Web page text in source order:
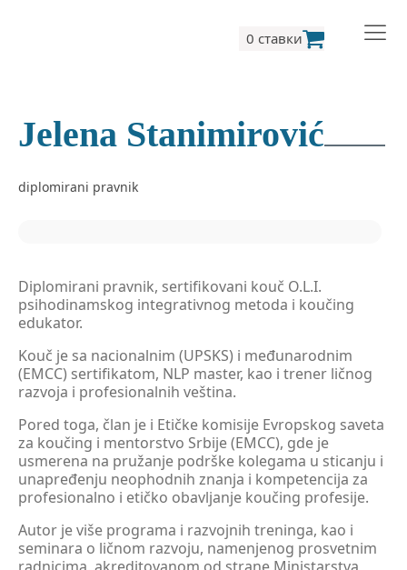
Jelena Stanimirović
diplomirani pravnik
Diplomirani pravnik, sertifikovani kouč O.L.I.
psihodinamskog integrativnog metoda i koučing
edukator.
Kouč je sa nacionalnim (UPSKS) i međunarodnim
(EMCC) sertifikatom, NLP master, kao i trener ličnog
razvoja i profesionalnih veština.
Pored toga, član je i Etičke komisije Evropskog saveta
za koučing i mentorstvo Srbije (EMCC), gde je
usmerena na pružanje podrške kolegama u sticanju i
unapređenju neophodnih znanja i kompetencija za
profesionalno i etičko obavljanje koučing profesije.
Autor je više programa i razvojnih treninga, kao i
seminara o ličnom razvoju, namenjenog prosvetnim
0 ставки